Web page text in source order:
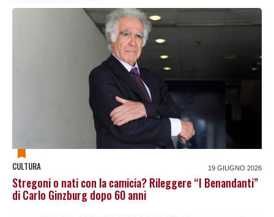
CULTURA 19 GIUGNO 2026
Stregoni o nati con la camicia? Rileggere “I Benandanti”
di Carlo Ginzburg dopo 60 anni